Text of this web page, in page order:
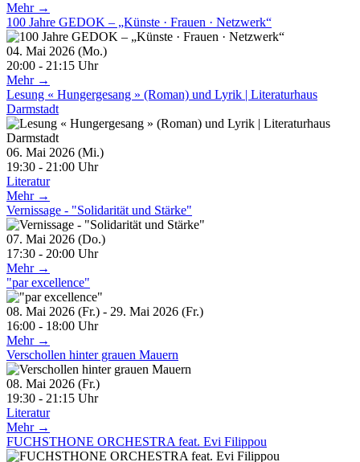
Mehr →
100 Jahre GEDOK – „Künste · Frauen · Netzwerk“
04. Mai 2026 (Mo.)
20:00 - 21:15 Uhr
Mehr →
Lesung « Hungergesang » (Roman) und Lyrik | Literaturhaus
Darmstadt
06. Mai 2026 (Mi.)
19:30 - 21:00 Uhr
Literatur
Mehr →
Vernissage - "Solidarität und Stärke"
07. Mai 2026 (Do.)
17:30 - 20:00 Uhr
Mehr →
"par excellence"
08. Mai 2026 (Fr.) - 29. Mai 2026 (Fr.)
16:00 - 18:00 Uhr
Mehr →
Verschollen hinter grauen Mauern
08. Mai 2026 (Fr.)
19:30 - 21:15 Uhr
Literatur
Mehr →
FUCHSTHONE ORCHESTRA feat. Evi Filippou